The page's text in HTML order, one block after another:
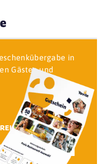
AUSWAHL